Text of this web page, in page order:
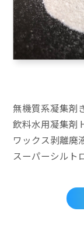
無機質系凝集剤
飲料水用凝集剤
ワックス剥離廃
スーパーシルト